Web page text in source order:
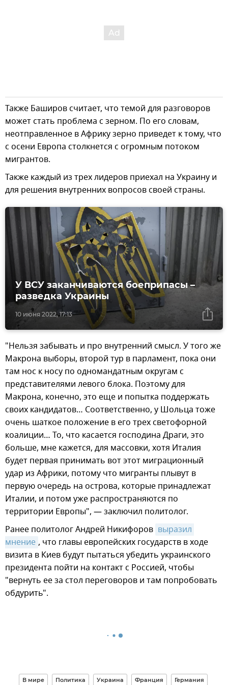
Также Баширов считает, что темой для разговоров
может стать проблема с зерном. По его словам,
неотправленное в Африку зерно приведет к тому, что
с осени Европа столкнется с огромным потоком
мигрантов.
Также каждый из трех лидеров приехал на Украину и
для решения внутренних вопросов своей страны.
10 июня 2022, 17:13
У ВСУ заканчиваются боеприпасы –
разведка Украины
"Нельзя забывать и про внутренний смысл. У того же
Макрона выборы, второй тур в парламент, пока они
там нос к носу по одномандатным округам с
представителями левого блока. Поэтому для
Макрона, конечно, это еще и попытка поддержать
своих кандидатов… Соответственно, у Шольца тоже
очень шаткое положение в его трех светофорной
коалиции… То, что касается господина Драги, это
больше, мне кажется, для массовки, хотя Италия
будет первая принимать вот этот миграционный
удар из Африки, потому что мигранты плывут в
первую очередь на острова, которые принадлежат
Италии, и потом уже распространяются по
территории Европы", — заключил политолог.
Ранее политолог Андрей Никифоров выразил
мнение , что главы европейских государств в ходе
визита в Киев будут пытаться убедить украинского
президента пойти на контакт с Россией, чтобы
"вернуть ее за стол переговоров и там попробовать
обдурить".
В мире Политика Украина Франция Германия